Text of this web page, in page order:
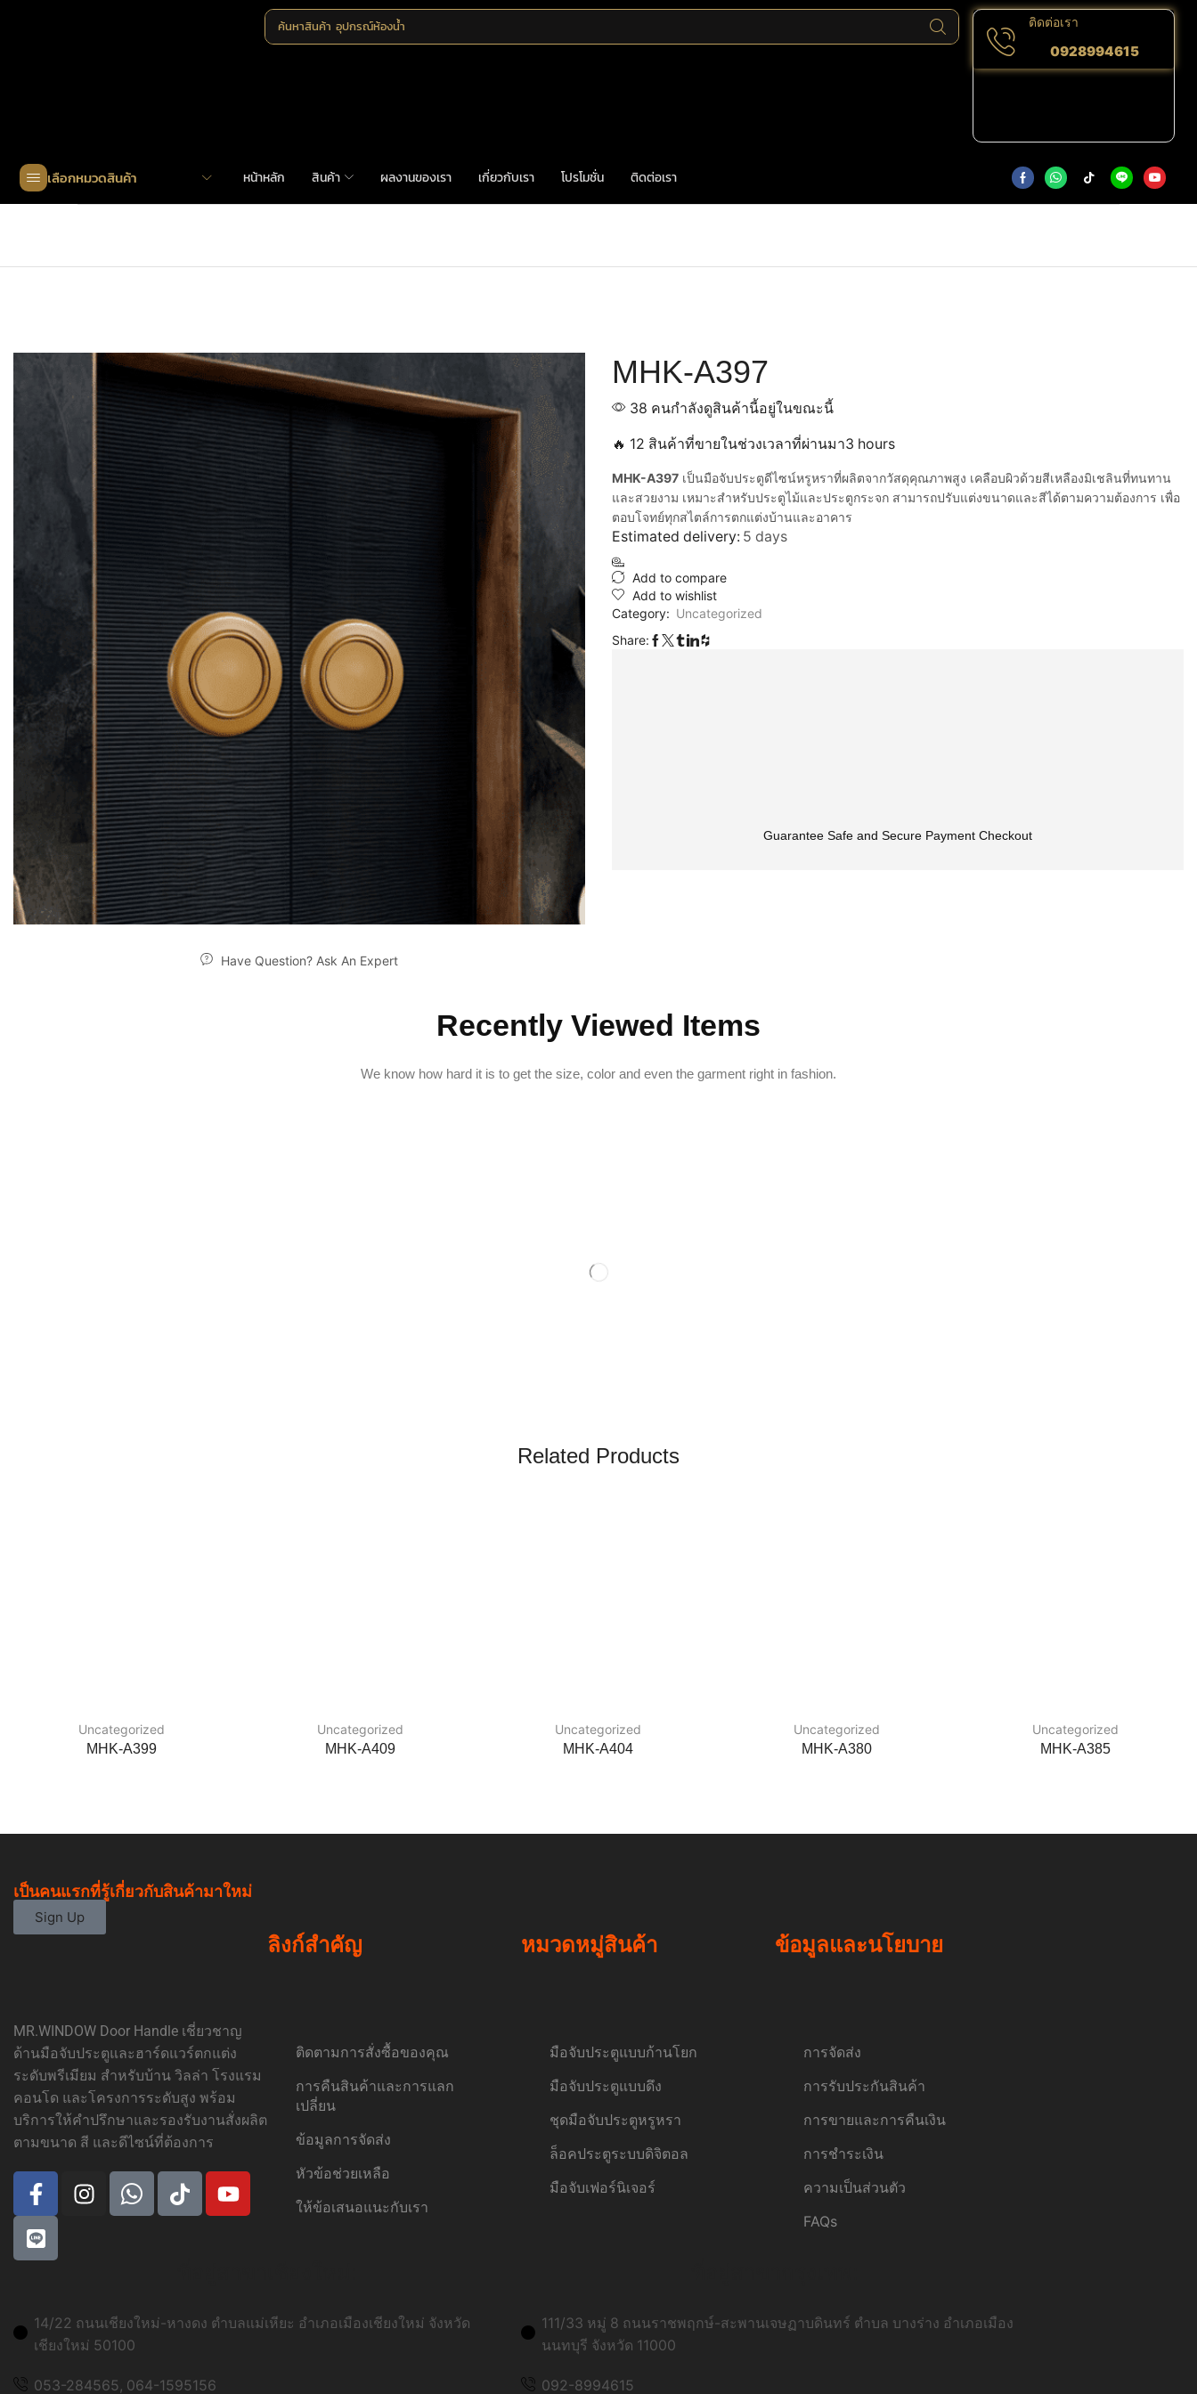
ค้นหาสินค้า อุปกรณ์ห้องน้ำ ติดต่อเรา
0928994615
เลือกหมวดสินค้า หน้าหลัก สินค้า ผลงานของเรา เกี่ยวกับเรา โปรโมชั่น ติดต่อเรา
Have Question? Ask An Expert
MHK-A397
38 คนกำลังดูสินค้านี้อยู่ในขณะนี้
🔥 12 สินค้าที่ขายในช่วงเวลาที่ผ่านมา3 hours
MHK-A397 เป็นมือจับประตูดีไซน์หรูหราที่ผลิตจากวัสดุคุณภาพสูง เคลือบผิวด้วยสีเหลืองมิเชลินที่ทนทาน
และสวยงาม เหมาะสำหรับประตูไม้และประตูกระจก สามารถปรับแต่งขนาดและสีได้ตามความต้องการ เพื่อ
ตอบโจทย์ทุกสไตล์การตกแต่งบ้านและอาคาร
Estimated delivery: 5 days
Add to compare
Add to wishlist
Category: Uncategorized
Share:
Guarantee Safe and Secure Payment Checkout
Recently Viewed Items
We know how hard it is to get the size, color and even the garment right in fashion.
Related Products
Uncategorized
MHK-A399
Uncategorized
MHK-A409
Uncategorized
MHK-A404
Uncategorized
MHK-A380
Uncategorized
MHK-A385
เป็นคนแรกที่รู้เกี่ยวกับสินค้ามาใหม่
Sign Up
MR.WINDOW Door Handle เชี่ยวชาญ
ด้านมือจับประตูและฮาร์ดแวร์ตกแต่ง
ระดับพรีเมียม สำหรับบ้าน วิลล่า โรงแรม
คอนโด และโครงการระดับสูง พร้อม
บริการให้คำปรึกษาและรองรับงานสั่งผลิต
ตามขนาด สี และดีไซน์ที่ต้องการ
ลิงก์สำคัญ
ติดตามการสั่งซื้อของคุณ
การคืนสินค้าและการแลก
เปลี่ยน
ข้อมูลการจัดส่ง
หัวข้อช่วยเหลือ
ให้ข้อเสนอแนะกับเรา
หมวดหมู่สินค้า
มือจับประตูแบบก้านโยก
มือจับประตูแบบดึง
ชุดมือจับประตูหรูหรา
ล็อคประตูระบบดิจิตอล
มือจับเฟอร์นิเจอร์
ข้อมูลและนโยบาย
การจัดส่ง
การรับประกันสินค้า
การขายและการคืนเงิน
การชำระเงิน
ความเป็นส่วนตัว
FAQs
14/22 ถนนเชียงใหม่-หางดง ตำบลแม่เหียะ อำเภอเมืองเชียงใหม่ จังหวัด
เชียงใหม่ 50100
053-284565, 064-1595156
111/33 หมู่ 8 ถนนราชพฤกษ์-สะพานเจษฏาบดินทร์ ตำบล บางร่าง อำเภอเมือง
นนทบุรี จังหวัด 11000
092-8994615